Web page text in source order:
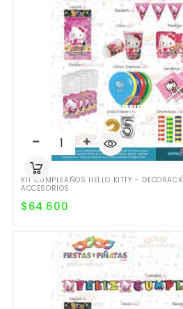
KIT CUMPLEAÑOS HELLO KITTY –
ACCESORIOS
$64.600